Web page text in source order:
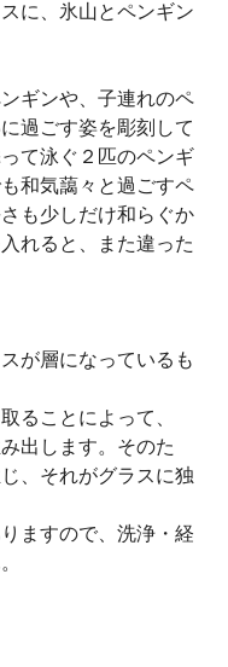
に、氷山とペンギン
ギンや、子連れのペ
過ごす姿を彫刻して
て泳ぐ２匹のペンギ
和気藹々と過ごすペ
も少しだけ和らぐか
れると、また違った
が層になっているも
ることによって、
出します。そのた
、それがグラスに独
ますので、洗浄・経